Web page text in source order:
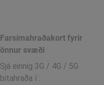
Farsímahraðakort fyrir
önnur svæði
Sjá einnig 3G / 4G / 5G
bitahraða í :